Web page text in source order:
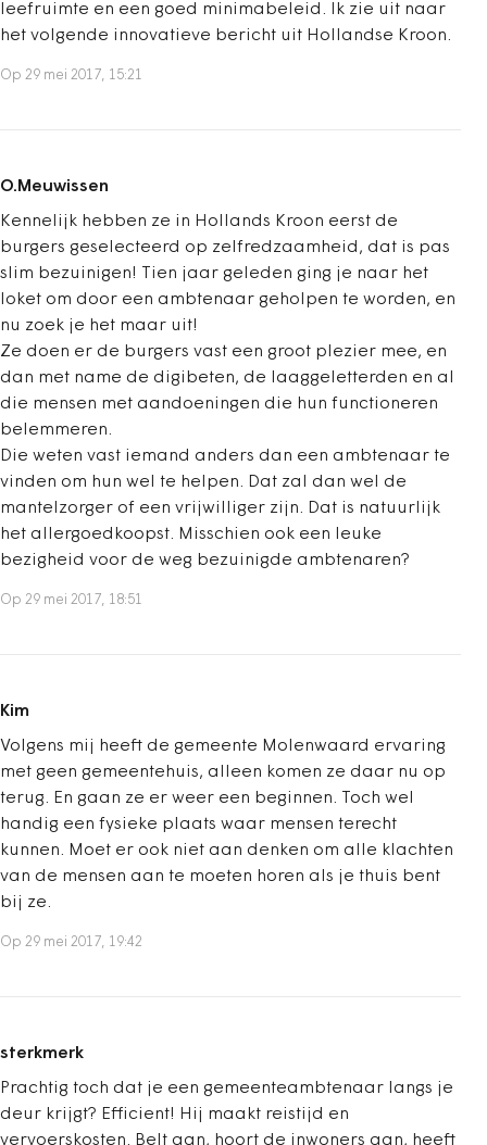
leefruimte en een goed minimabeleid. Ik zie uit naar
het volgende innovatieve bericht uit Hollandse Kroon.
Op 29 mei 2017, 15:21
O.Meuwissen
Kennelijk hebben ze in Hollands Kroon eerst de
burgers geselecteerd op zelfredzaamheid, dat is pas
slim bezuinigen! Tien jaar geleden ging je naar het
loket om door een ambtenaar geholpen te worden, en
nu zoek je het maar uit!
Ze doen er de burgers vast een groot plezier mee, en
dan met name de digibeten, de laaggeletterden en al
die mensen met aandoeningen die hun functioneren
belemmeren.
Die weten vast iemand anders dan een ambtenaar te
vinden om hun wel te helpen. Dat zal dan wel de
mantelzorger of een vrijwilliger zijn. Dat is natuurlijk
het allergoedkoopst. Misschien ook een leuke
bezigheid voor de weg bezuinigde ambtenaren?
Op 29 mei 2017, 18:51
Kim
Volgens mij heeft de gemeente Molenwaard ervaring
met geen gemeentehuis, alleen komen ze daar nu op
terug. En gaan ze er weer een beginnen. Toch wel
handig een fysieke plaats waar mensen terecht
kunnen. Moet er ook niet aan denken om alle klachten
van de mensen aan te moeten horen als je thuis bent
bij ze.
Op 29 mei 2017, 19:42
sterkmerk
Prachtig toch dat je een gemeenteambtenaar langs je
deur krijgt? Efficient! Hij maakt reistijd en
vervoerskosten. Belt aan, hoort de inwoners aan, heeft